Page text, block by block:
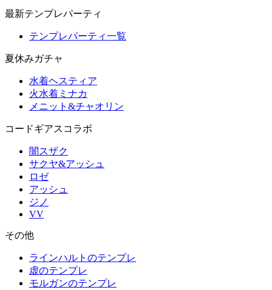
最新テンプレパーティ
テンプレパーティ一覧
夏休みガチャ
水着ヘスティア
火水着ミナカ
メニット&チャオリン
コードギアスコラボ
闇スザク
サクヤ&アッシュ
ロゼ
アッシュ
ジノ
VV
その他
ラインハルトのテンプレ
虚のテンプレ
モルガンのテンプレ